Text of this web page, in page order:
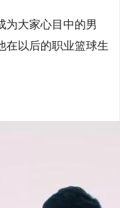
为大家心目中的男
在以后的职业篮球生